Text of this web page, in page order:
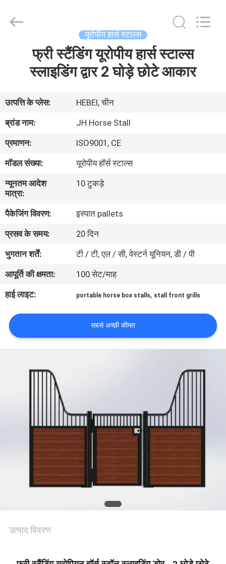
हमारे
बारे
कारखाना
भ्रमण
गुणवत्ता
नियंत्रण
संपर्क
एक
SITEMAP
गोपनीयता
products
यूरोपीय हार्स स्टाल्स
फ्री स्टैंडिंग यूरोपीय हार्स स्टाल्स
स्लाइडिंग द्वार 2 घोड़े छोटे आकार
उत्पत्ति के प्लेस:
HEBEI, चीन
ब्रांड नाम:
JH Horse Stall
प्रमाणन:
ISO9001, CE
मॉडल संख्या:
यूरोपीय हॉर्स स्टाल्स
न्यूनतम आदेश
मात्रा:
10 टुकड़े
पैकेजिंग विवरण:
इस्पात pallets
प्रसव के समय:
20 दिन
भुगतान शर्तें:
टी / टी, एल / सी, वेस्टर्न यूनियन, डी / पी
आपूर्ति की क्षमता:
100 सेट/माह
हाई लाइट:
portable horse box stalls, stall front grills
सबसे अच्छी कीमत
उत्पाद विवरण